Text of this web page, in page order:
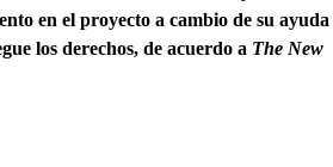
en el proyecto a cambio de su ayuda
los derechos, de acuerdo a The New